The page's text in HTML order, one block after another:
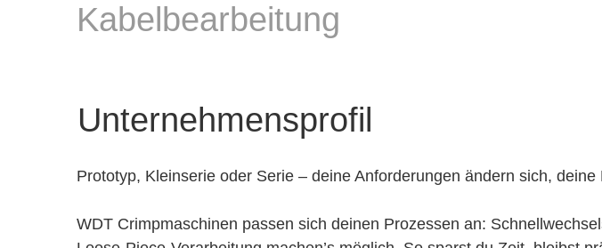
Kabelbearbeitung
Unternehmensprofil
Prototyp, Kleinserie oder Serie – deine Anforderungen ändern sich,
WDT Crimpmaschinen passen sich deinen Prozessen an: